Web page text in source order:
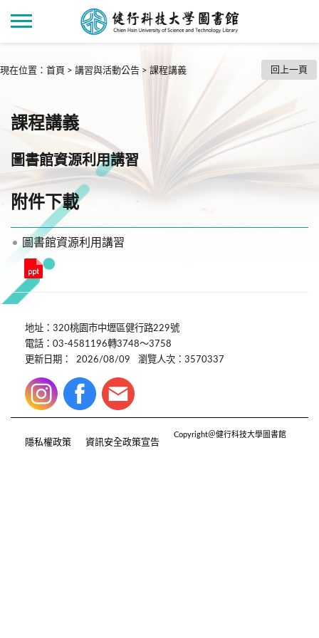
現在位置 ： 首頁 > 講習與活動公告 > 課程講義 回上一頁
課程講義
圖書館資源利用講習
附件下載
圖書館資源利用講習
地址：320桃園市中壢區健行路229號
電話：03-4581196轉3748～3758
更新日期：
2026/08/09 瀏覽人次：3570337
隱私權政策 資訊安全政策宣告
Copyright＠健行科技大學圖書館